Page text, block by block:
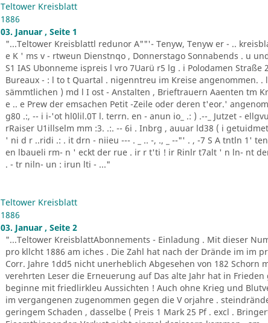
Teltower Kreisblatt
1886
03. Januar , Seite 1
"...Teltower Kreisblattl redunor A""'- Tenyw, Tenyw er - ..
e K ' ms v - rtweun Dienstnqo , Donnerstago Sonnabends . u
S1 IAS Ubonneme ispreis l vro 7Uarü r5 lg . i Polodamen Straße
Bureaux - : l to t Quartal . nigenntreu im Kreise angenommen.
sämmtlichen ) md l I ost - Anstalten , Brieftrauern Aaenten tm
e .. e Prew der emsachen Petit -Zeile oder deren t'eor.'
g80 .:, -- i i-'ot hl0lil.0T l. terrn. en - anun io_ .: ) .--_ Jutzet -
rRaiser U1illselm mm :3. .:. -- 6i . Inbrg , auuar ld38 ( i
' ni d r ..ridi .: . it drn - niieu --- . _ .. -, ., _ --"' . , -7 S A tntln 1'
en lbaueli rm- n ' eckt der rue . ir r t'ti ! ir Rinlr t7alt ' n ln- nt
. - tr niln- un : irun lti - ..."
Teltower Kreisblatt
1886
03. Januar , Seite 2
"...Teltower KreisblattAbonnements - Einladung . Mit dieser
pro kllcht 1886 am iches . Die Zahl hat nach der Drände im im
Corr. Jahre 1dd5 nicht unerheblich Abgesehen von 182 Schorn
verehrten Leser die Erneuerung auf Das alte Jahr hat in
beginne mit friedlirkleu Aussichten ! Auch ohne Krieg und
im vergangenen zugenommen gegen die V orjahre .
geringem Schaden , dasselbe ( Preis 1 Mark 25 Pf . excl .